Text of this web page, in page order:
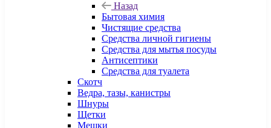
Назад
Бытовая химия
Чистящие средства
Средства личной гигиены
Средства для мытья посуды
Антисептики
Средства для туалета
Скотч
Ведра, тазы, канистры
Шнуры
Щетки
Мешки